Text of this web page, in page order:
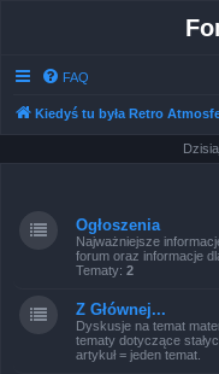
FAQ
Kiedyś tu była Retro
Ogłoszenia
Najważniejsze
forum oraz informacje
Tematy: 2
Z Głównej...
Dyskusje na temat
tematy dotyczące
artykuł = jeden temat.